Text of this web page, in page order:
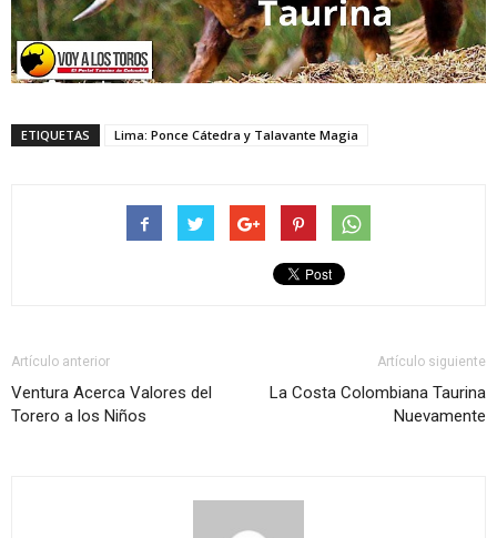
ETIQUETAS Lima: Ponce Cátedra y Talavante Magia
Artículo anterior
Ventura Acerca Valores del
Torero a los Niños
Artículo siguiente
La Costa Colombiana Taurina
Nuevamente